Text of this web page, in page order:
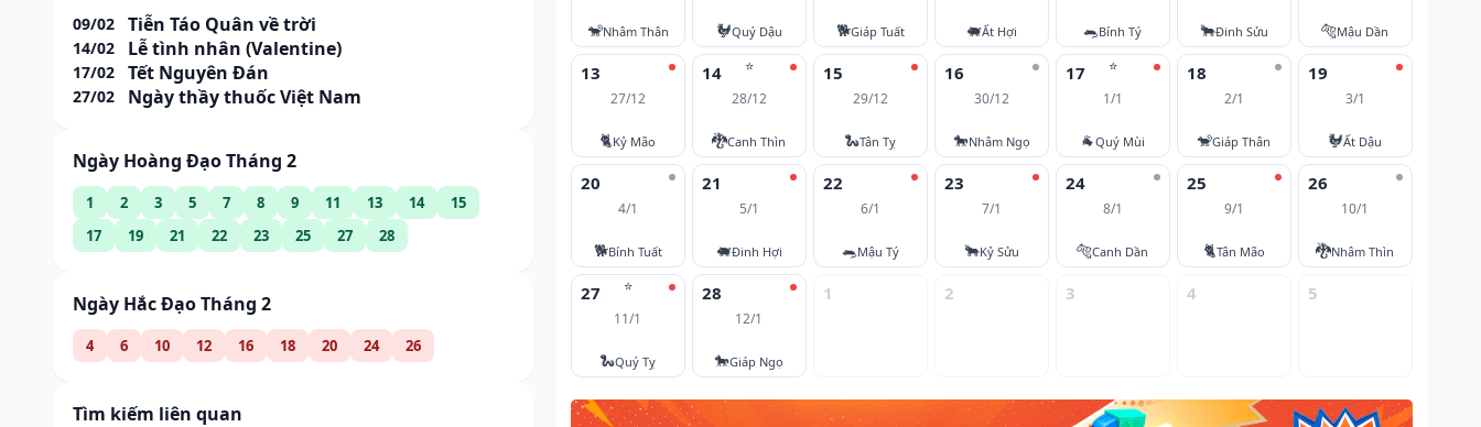
09/02 Tiễn Táo Quân về trời
14/02 Lễ tình nhân (Valentine)
17/02 Tết Nguyên Đán
27/02 Ngày thầy thuốc Việt Nam
Ngày Hoàng Đạo Tháng 2
1 2 3 5 7 8 9 11 13 14
15
17
19 21 22 23 25 27 28
Ngày Hắc Đạo Tháng 2
4 6 10 12 16 18 20 24 26
Tìm kiếm liên quan
🐒Nhâm Thân 🐓Quý Dậu 🐕Giáp Tuất 🐖Ất Hợi 🐀Bính Tý 🐂Đinh Sửu 🐅Mậu Dần
13
27/12
🐈Kỷ Mão
⭐
14
28/12
🐉Canh Thìn
15
29/12
🐍Tân Tỵ
16
30/12
🐎Nhâm Ngọ
⭐
17
1/1
🐐Quý Mùi
18
2/1
🐒Giáp Thân
19
3/1
🐓Ất Dậu
20
4/1
🐕Bính Tuất
21
5/1
🐖Đinh Hợi
22
6/1
🐀Mậu Tý
23
7/1
🐂Kỷ Sửu
24
8/1
🐅Canh Dần
25
9/1
🐈Tân Mão
26
10/1
🐉Nhâm Thìn
⭐
27
11/1
🐍Quý Tỵ
28
12/1
🐎Giáp Ngọ
1 2 3 4 5